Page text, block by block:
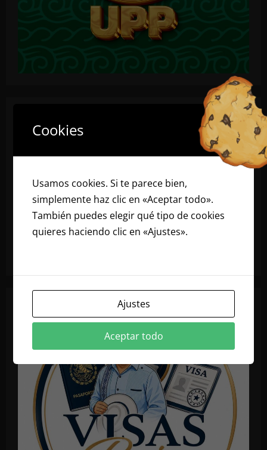
Cookies
Usamos cookies. Si te parece bien,
simplemente haz clic en «Aceptar todo».
También puedes elegir qué tipo de cookies
quieres haciendo clic en «Ajustes».
Ajustes
Aceptar todo